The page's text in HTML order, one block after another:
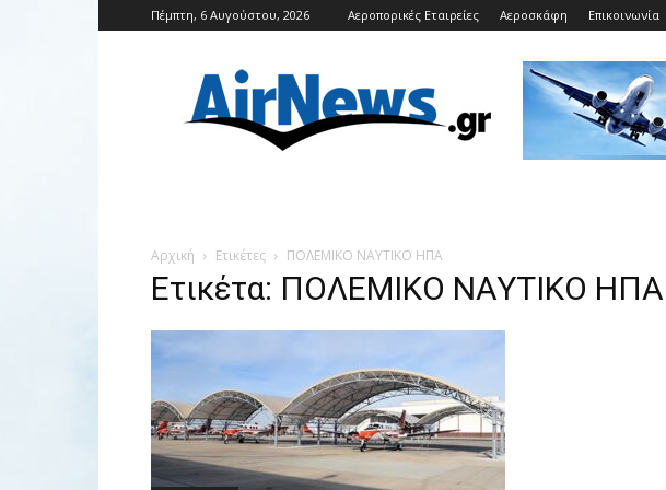
Πέμπτη, 6 Αυγούστου, 2026 Αεροπορικές Εταιρείες Αεροσκάφη Επικοινωνία
Αρχική Ετικέτες ΠΟΛΕΜΙΚΟ ΝΑΥΤΙΚΟ ΗΠΑ
Ετικέτα: ΠΟΛΕΜΙΚΟ ΝΑΥΤΙΚΟ ΗΠΑ